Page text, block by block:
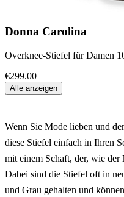
Donna Carolina
Overknee-Stiefel für Damen
€299.00
Alle anzeigen
Wenn Sie Mode lieben und
diese Stiefel einfach in Ihren
mit einem Schaft, der, wie der
Dabei sind die Stiefel oft in
und Grau gehalten und